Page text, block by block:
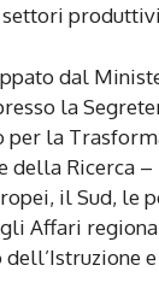
dal
la
la
della Ricerca
il Sud, le
Affari